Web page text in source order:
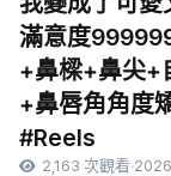
滿意度
+鼻樑+鼻尖+
+鼻唇角角度
#Reels
2,163 次觀看·